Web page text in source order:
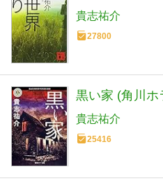
貴志祐介
27800
黒い家 (角川ホ
貴志祐介
25416